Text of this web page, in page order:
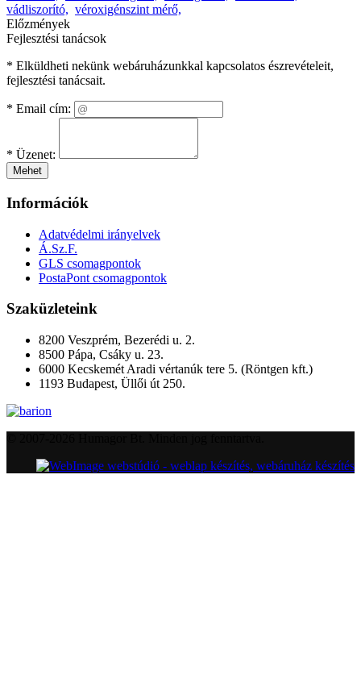
vádliszorító, véroxigénszint mérő,
Előzmények
Fejlesztési tanácsok
* Elküldheti nekünk webáruházunkkal kapcsolatos észrevételeit,
fejlesztési tanácsait.
* Email cím:
* Üzenet:
Mehet
Információk
Adatvédelmi irányelvek
Á.Sz.F.
GLS csomagpontok
PostaPont csomagpontok
Szaküzleteink
8200 Veszprém, Bezerédi u. 2.
8500 Pápa, Csáky u. 23.
6000 Kecskemét Aradi vértanúk tere 5. (Röntgen kft.)
1193 Budapest, Üllői út 250.